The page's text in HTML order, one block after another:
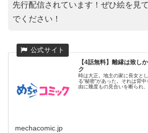
先行配信されています！ぜひ絵を見
でください！
【4話無料】離縁は致し
ク
時は大正。地主の家に長女と
る“秘密”があった。それは背
由に幾度もの見合いを断られ
mechacomic.jp